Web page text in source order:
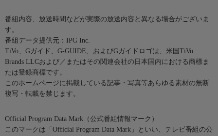
番組内容、放送時間などが実際の放送内容と異なる場合がございま
す。
番組データ提供元：IPG Inc.
TiVo、Gガイド、G-GUIDE、およびGガイドロゴは、米国TiVo
Brands LLCおよび／またはその関連会社の日本国内における商標ま
たは登録商標です。
このホームページに掲載している記事・写真等あらゆる素材の無断
複写・転載を禁じます。
Official Program Data Mark（公式番組情報マーク）
このマークは「Official Program Data Mark」といい、テレビ番組の公